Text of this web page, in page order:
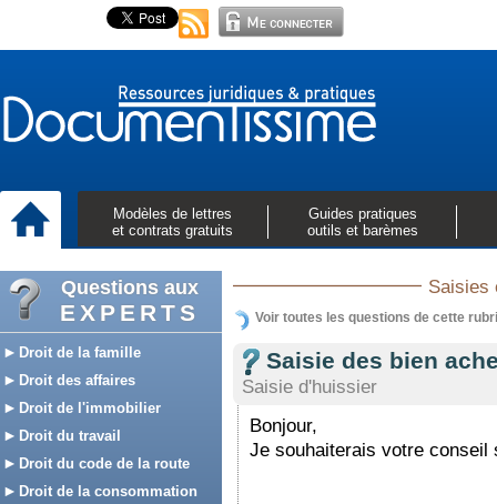
Modèles de lettres
et contrats gratuits
Guides pratiques
outils et barèmes
Questions aux
EXPERTS
Droit de la famille
Droit des affaires
Droit de l'immobilier
Droit du travail
Droit du code de la route
Droit de la consommation
Saisies
Voir toutes les questions de cette
Saisie des bien
Saisie d'huissier
Bonjour,
Je souhaiterais votre conseil